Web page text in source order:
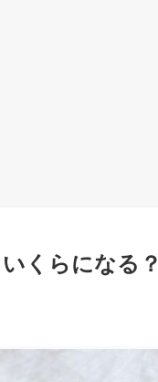
くらになる？